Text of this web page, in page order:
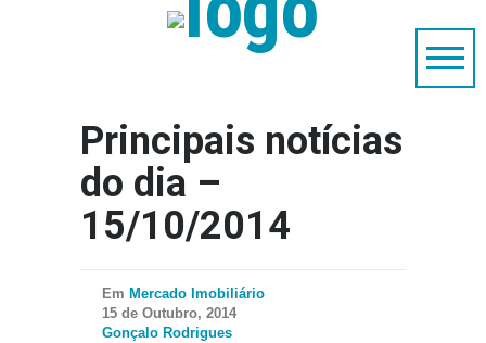
Principais notícias
do dia –
15/10/2014
Em Mercado Imobiliário
15 de Outubro, 2014
Gonçalo Rodrigues